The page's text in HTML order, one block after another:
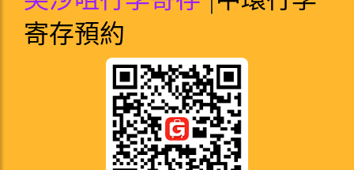
寄存預約